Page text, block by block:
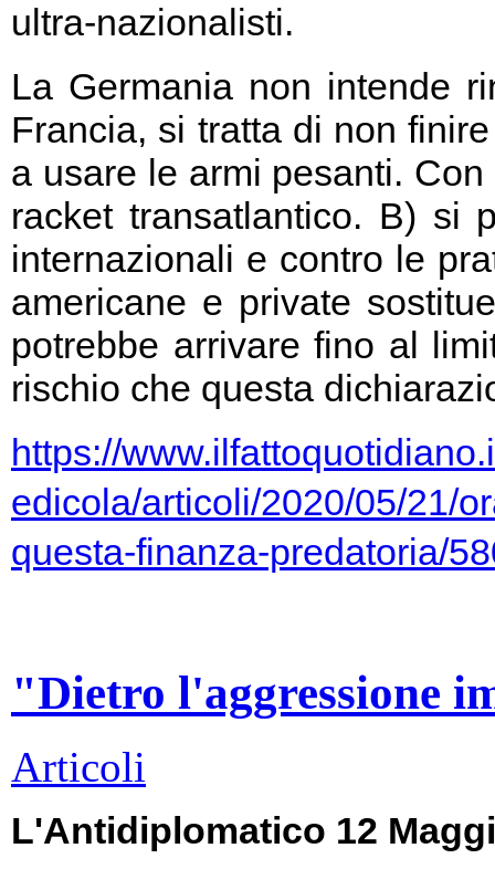
ultra-nazionalisti.
La Germania non intende
Francia, si tratta di non
a usare le armi pesanti.
racket transatlantico. B) si
internazionali e contro le
americane e private
potrebbe arrivare fino al
rischio che questa
https://
edicola/articoli/2020/05/21/
questa-finanza-predatoria/
"Dietro l'aggressione
Articoli
L'Antidiplomatico 12